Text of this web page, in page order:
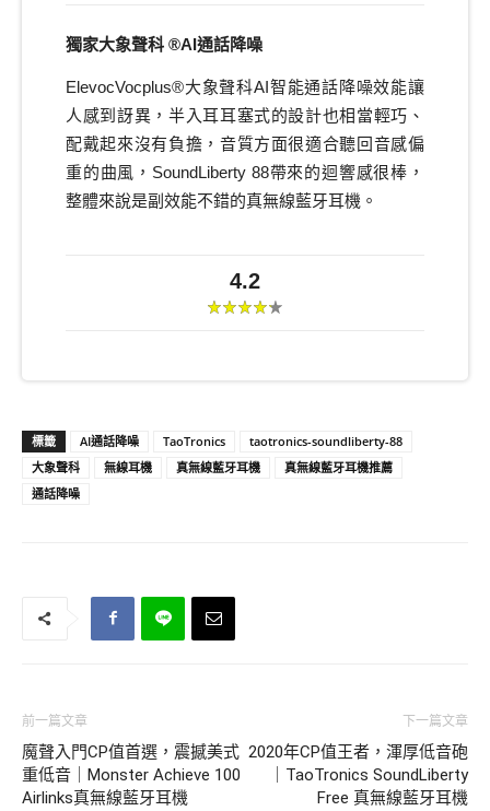
獨家大象聲科 ®AI通話降噪
ElevocVocplus®大象聲科AI智能通話降噪效能讓
人感到訝異，半入耳耳塞式的設計也相當輕巧、
配戴起來沒有負擔，音質方面很適合聽回音感偏
重的曲風，SoundLiberty 88帶來的迴響感很棒，
整體來說是副效能不錯的真無線藍牙耳機。
4.2
標籤 AI通話降噪 TaoTronics
taotronics-soundliberty-88
大象聲科
無線耳機 真無線藍牙耳機
真無線藍牙耳機推薦
通話降噪
前一篇文章
魔聲入門CP值首選，震撼美式
重低音｜Monster Achieve 100
Airlinks真無線藍牙耳機
下一篇文章
2020年CP值王者，渾厚低音砲
｜TaoTronics SoundLiberty
Free 真無線藍牙耳機